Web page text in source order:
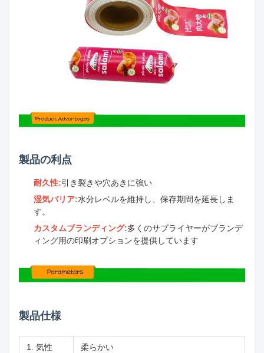
製品の利点
耐久性:引き裂きや穴あきに強い
湿気バリア:水分レベルを維持し、保存期間を延長しま
す。
カスタムブランディング:多くのサプライヤーがブランデ
ィング用の印刷オプションを提供しています
製品仕様
1. 気性 柔らかい